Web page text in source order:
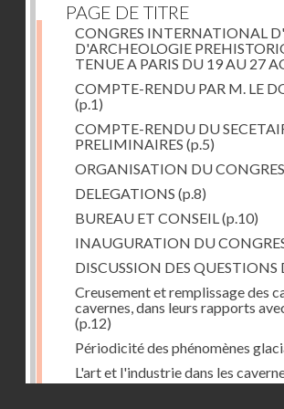
PAGE DE TITRE
CONGRES INTERNATIONAL
D'ARCHEOLOGIE
TENUE A PARIS DU 19 AU 27
COMPTE-RENDU PAR M. LE
(p.1)
COMPTE-RENDU DU
PRELIMINAIRES (p.5)
ORGANISATION DU CONGRES
DELEGATIONS (p.8)
BUREAU ET CONSEIL (p.10)
INAUGURATION DU
DISCUSSION DES
Creusement et remplissage des
cavernes, dans leurs rapports
(p.12)
Périodicité des phénomènes
L'art et l'industrie dans les
des classifications